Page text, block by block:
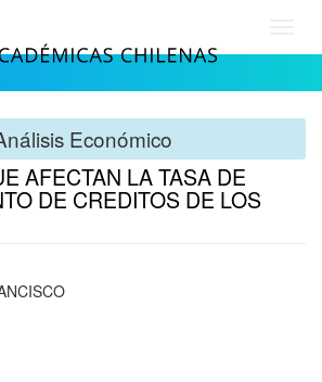
Económico
AFECTAN LA TASA DE
DE CREDITOS DE LOS